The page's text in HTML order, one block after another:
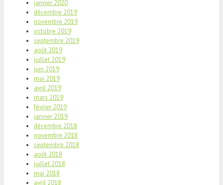
janvier 2020
décembre 2019
novembre 2019
octobre 2019
septembre 2019
août 2019
juillet 2019
juin 2019
mai 2019
avril 2019
mars 2019
février 2019
janvier 2019
décembre 2018
novembre 2018
septembre 2018
août 2018
juillet 2018
mai 2018
avril 2018